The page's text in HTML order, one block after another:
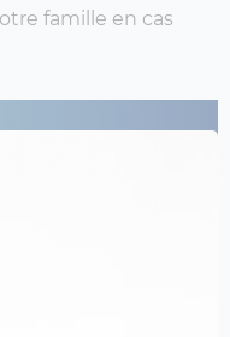
famille en cas